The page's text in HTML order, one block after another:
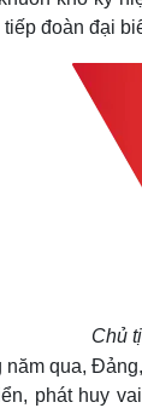
luật
- món ngon
sống khỏe
tiếp đoàn đại
Chủ
năm qua,
phát huy